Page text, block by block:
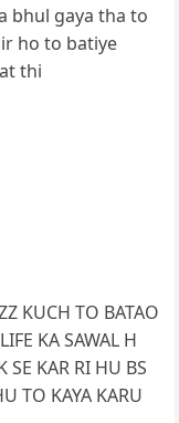
bhul gaya tha to
ho to batiye
thi
KUCH TO BATAO
KA SAWAL H
SE KAR RI HU BS
TO KAYA KARU